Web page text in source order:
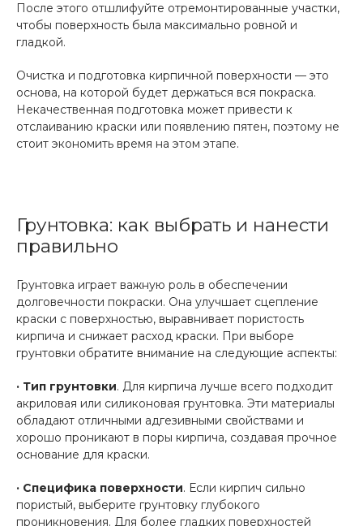
После этого отшлифуйте отремонтированные участки,
чтобы поверхность была максимально ровной и
гладкой.
Очистка и подготовка кирпичной поверхности — это
основа, на которой будет держаться вся покраска.
Некачественная подготовка может привести к
отслаиванию краски или появлению пятен, поэтому не
стоит экономить время на этом этапе.
Грунтовка: как выбрать и нанести
правильно
Грунтовка играет важную роль в обеспечении
долговечности покраски. Она улучшает сцепление
краски с поверхностью, выравнивает пористость
кирпича и снижает расход краски. При выборе
грунтовки обратите внимание на следующие аспекты:
· Тип грунтовки. Для кирпича лучше всего подходит
акриловая или силиконовая грунтовка. Эти материалы
обладают отличными адгезивными свойствами и
хорошо проникают в поры кирпича, создавая прочное
основание для краски.
· Специфика поверхности. Если кирпич сильно
пористый, выберите грунтовку глубокого
проникновения. Для более гладких поверхностей